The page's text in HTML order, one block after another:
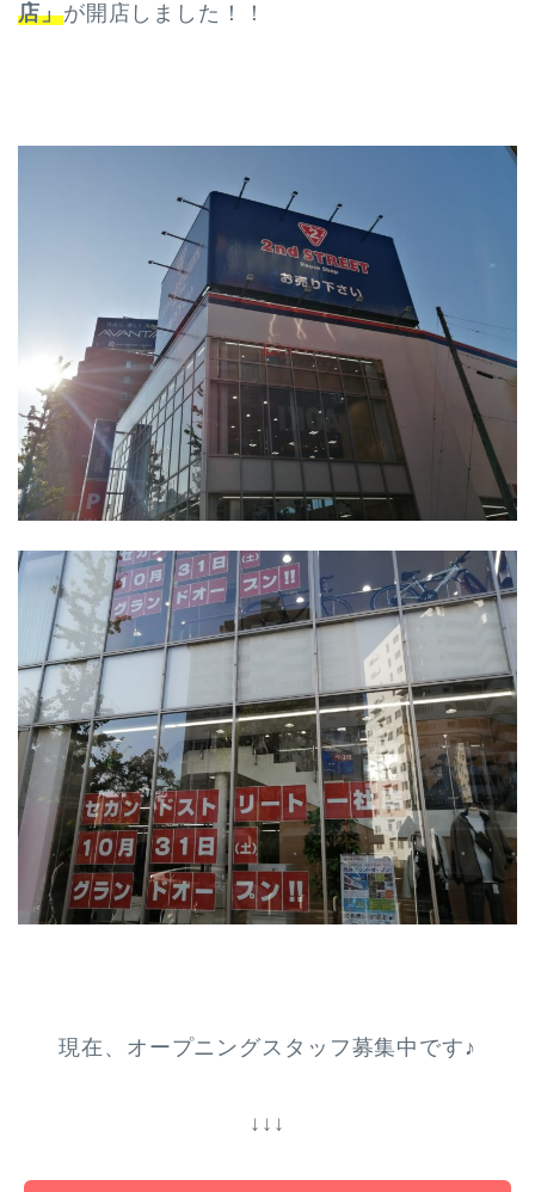
店」が開店しました！！
現在、オープニングスタッフ募集中です♪
↓↓↓